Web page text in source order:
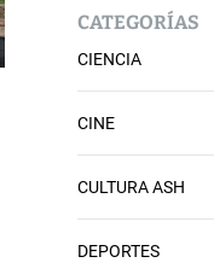
CATEGORÍAS
CIENCIA
CINE
CULTURA ASH
DEPORTES